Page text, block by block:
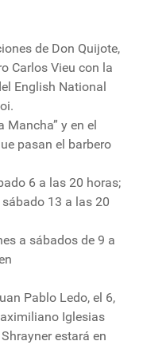
de Don Quijote,
Carlos Vieu con la
English National
y en el
pasan el barbero
6 a las 20 horas;
13 a las 20
a sábados de 9 a
Pablo Ledo, el 6,
Iglesias
estará en